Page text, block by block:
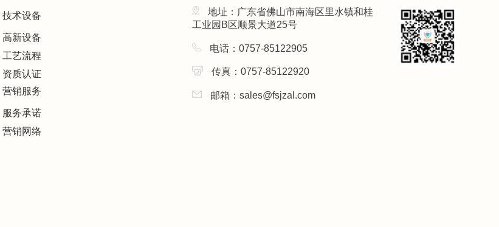
技术设备
高新设备
工艺流程
资质认证
营销服务
服务承诺
营销网络
地址：广东省佛山市南海区里水镇和桂
工业园B区顺景大道25号
电话：0757-85122905
传真：0757-85122920
邮箱： sales@fsjzal.com